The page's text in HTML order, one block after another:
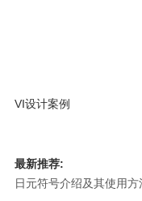
VI设计案例
最新推荐:
日元符号介绍及其使用方